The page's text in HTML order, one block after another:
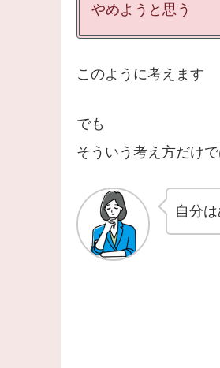
やめようと思う
このように考えます
でも
そういう考え方だけ
自分